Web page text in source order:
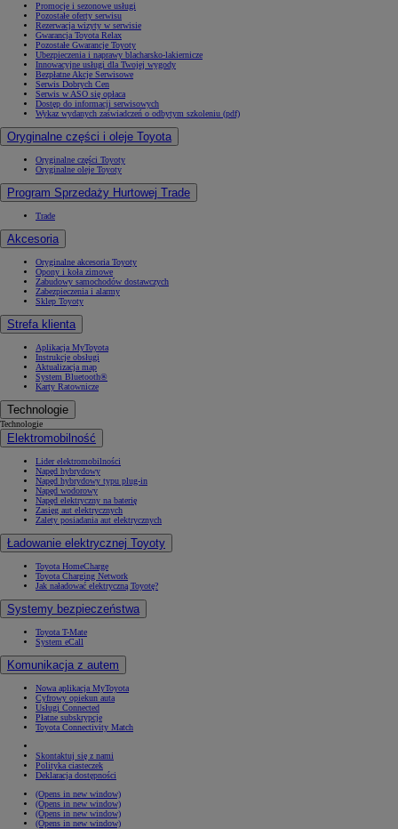
Promocje i sezonowe usługi
Pozostałe oferty serwisu
Rezerwacja wizyty w serwisie
Gwarancja Toyota Relax
Pozostałe Gwarancje Toyoty
Ubezpieczenia i naprawy blacharsko-lakiernicze
Innowacyjne usługi dla Twojej wygody
Bezpłatne Akcje Serwisowe
Serwis Dobrych Cen
Serwis w ASO się opłaca
Dostęp do informacji serwisowych
Wykaz wydanych zaświadczeń o odbytym szkoleniu (pdf)
Oryginalne części i oleje Toyota
Oryginalne części Toyoty
Oryginalne oleje Toyoty
Program Sprzedaży Hurtowej Trade
Trade
Akcesoria
Oryginalne akcesoria Toyoty
Opony i koła zimowe
Zabudowy samochodów dostawczych
Zabezpieczenia i alarmy
Sklep Toyoty
Strefa klienta
Aplikacja MyToyota
Instrukcje obsługi
Aktualizacja map
System Bluetooth®
Karty Ratownicze
Technologie
Technologie
Elektromobilność
Lider elektromobilności
Napęd hybrydowy
Napęd hybrydowy typu plug-in
Napęd wodorowy
Napęd elektryczny na baterię
Zasięg aut elektrycznych
Zalety posiadania aut elektrycznych
Ładowanie elektrycznej Toyoty
Toyota HomeCharge
Toyota Charging Network
Jak naładować elektryczną Toyotę?
Systemy bezpieczeństwa
Toyota T-Mate
System eCall
Komunikacja z autem
Nowa aplikacja MyToyota
Cyfrowy opiekun auta
Usługi Connected
Płatne subskrypcje
Toyota Connectivity Match
Skontaktuj się z nami
Polityka ciasteczek
Deklaracja dostępności
(Opens in new window)
(Opens in new window)
(Opens in new window)
(Opens in new window)